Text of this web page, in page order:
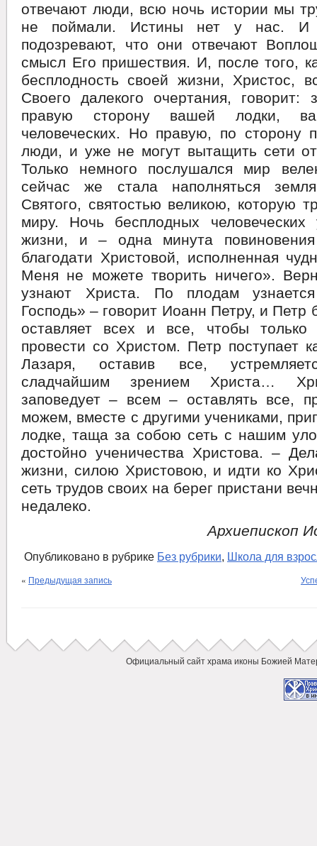
отвечают люди, всю ночь истории мы
не поймали. Истины нет у нас.
подозревают, что они отвечают
смысл Его пришествия. И, после того,
бесплодность своей жизни, Христос,
Своего далекого очертания, говорит:
правую сторону вашей лодки,
человеческих. Но правую, по сторону
люди, и уже не могут вытащить сети
Только немного послушался мир
сейчас же стала наполняться
Святого, святостью великою, которую
миру. Ночь бесплодных
жизни, и – одна минута
благодати Христовой, исполненная
Меня не можете творить ничего».
узнают Христа. По плодам
Господь» – говорит Иоанн Петру, и Петр
оставляет всех и все, чтобы
провести со Христом. Петр поступает
Лазаря, оставив все,
сладчайшим зрением Христа…
заповедует – всем – оставлять все,
можем, вместе с другими учениками,
лодке, таща за собою сеть с нашим
достойно ученичества Христова. –
жизни, силою Христовою, и идти ко
сеть трудов своих на берег пристани
недалеко.
Aрхиепископ
Опубликовано в рубрике Без рубрики, Школа для
« Предыдущая запись
Официальный сайт храма иконы Божией